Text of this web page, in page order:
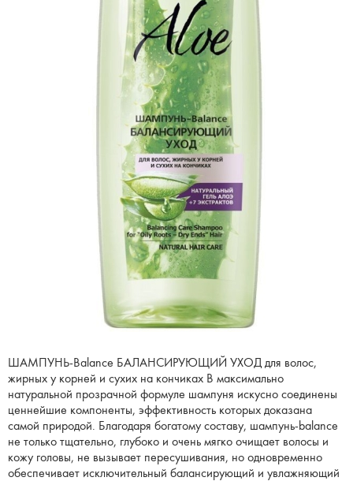
ШАМПУНЬ-Balance БАЛАНСИРУЮЩИЙ УХОД для волос,
жирных у корней и сухих на кончиках В максимально
натуральной прозрачной формуле шампуня искусно соединены
ценнейшие компоненты, эффективность которых доказана
самой природой. Благодаря богатому составу, шампунь-balance
не только тщательно, глубоко и очень мягко очищает волосы и
кожу головы, не вызывает пересушивания, но одновременно
обеспечивает исключительный балансирующий и увлажняющий